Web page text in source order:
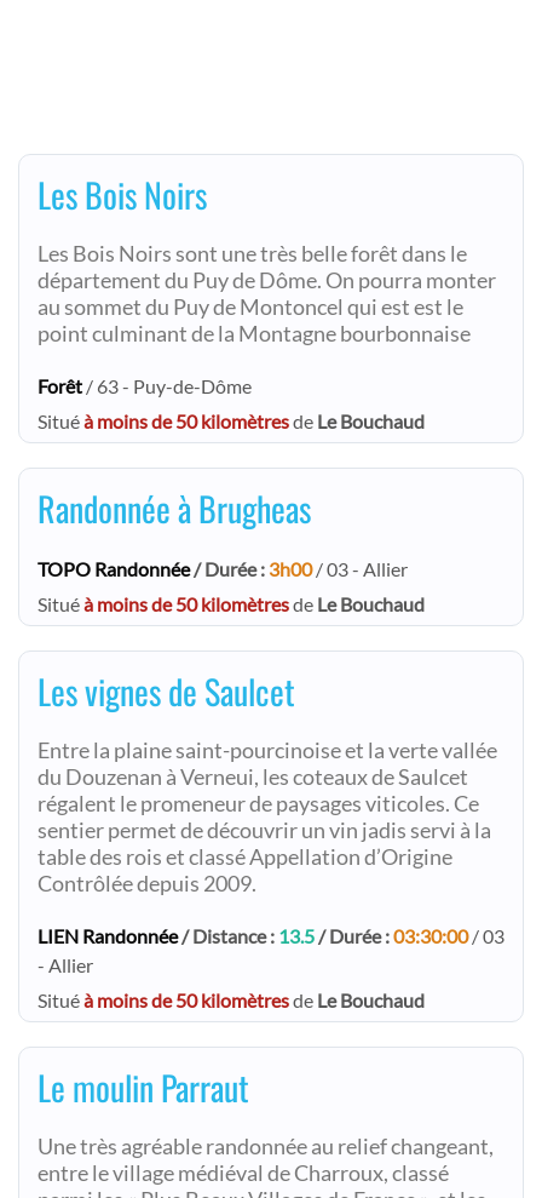
Les Bois Noirs
Les Bois Noirs sont une très belle forêt dans le
département du Puy de Dôme. On pourra monter
au sommet du Puy de Montoncel qui est est le
point culminant de la Montagne bourbonnaise
Forêt / 63 - Puy-de-Dôme
Situéà moins de 50 kilomètresde Le Bouchaud
Randonnée à Brugheas
TOPO Randonnée/ Durée : 3h00/ 03 - Allier
Situéà moins de 50 kilomètresde Le Bouchaud
Les vignes de Saulcet
Entre la plaine saint-pourcinoise et la verte vallée
du Douzenan à Verneui, les coteaux de Saulcet
régalent le promeneur de paysages viticoles. Ce
sentier permet de découvrir un vin jadis servi à la
table des rois et classé Appellation d’Origine
Contrôlée depuis 2009.
LIEN Randonnée/ Distance : 13.5/ Durée :03:30:00/ 03
- Allier
Situéà moins de 50 kilomètresde Le Bouchaud
Le moulin Parraut
Une très agréable randonnée au relief changeant,
entre le village médiéval de Charroux, classé